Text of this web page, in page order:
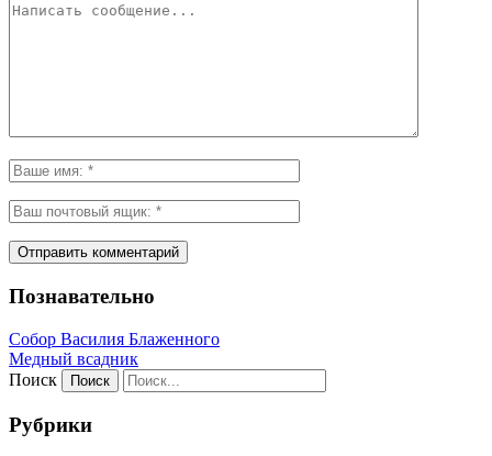
Познавательно
Собор Василия Блаженного
Медный всадник
Поиск
Рубрики